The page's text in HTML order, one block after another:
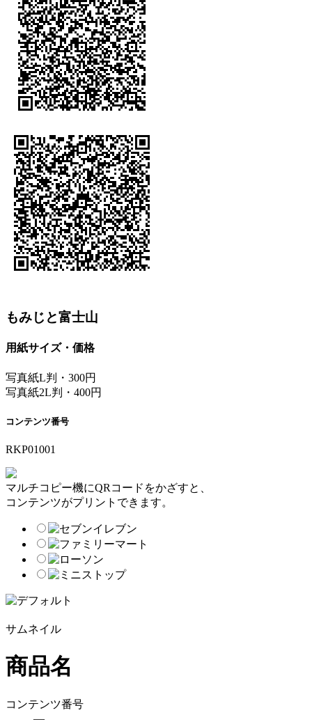
もみじと富士山
用紙サイズ・価格
写真紙L判・300円
写真紙2L判・400円
コンテンツ番号
RKP01001
マルチコピー機にQRコードをかざすと、
コンテンツがプリントできます。
サムネイル
商品名
コンテンツ番号
―